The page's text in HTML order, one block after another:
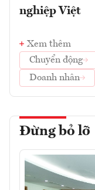
nghiệp Việt
Xem thêm
Chuyển động
Doanh nhân
Đừng bỏ lỡ